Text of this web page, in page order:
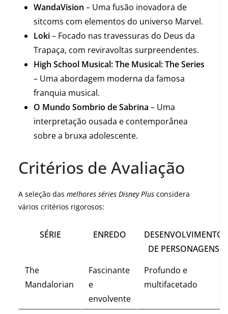
WandaVision – Uma fusão inovadora de
sitcoms com elementos do universo Marvel.
Loki– Focado nas travessuras do Deus da
Trapaça, com reviravoltas surpreendentes.
High School Musical: The Musical: The Series
– Uma abordagem moderna da famosa
franquia musical.
O Mundo Sombrio de Sabrina – Uma
interpretação ousada e contemporânea
sobre a bruxa adolescente.
Critérios de Avaliação
A seleção das melhores séries Disney Plus considera
vários critérios rigorosos:
SÉRIE ENREDO
DESENVOLVIMENTO
DE PERSONAGENS
The
Mandalorian
Fascinante
e
envolvente
Profundo e
multifacetado